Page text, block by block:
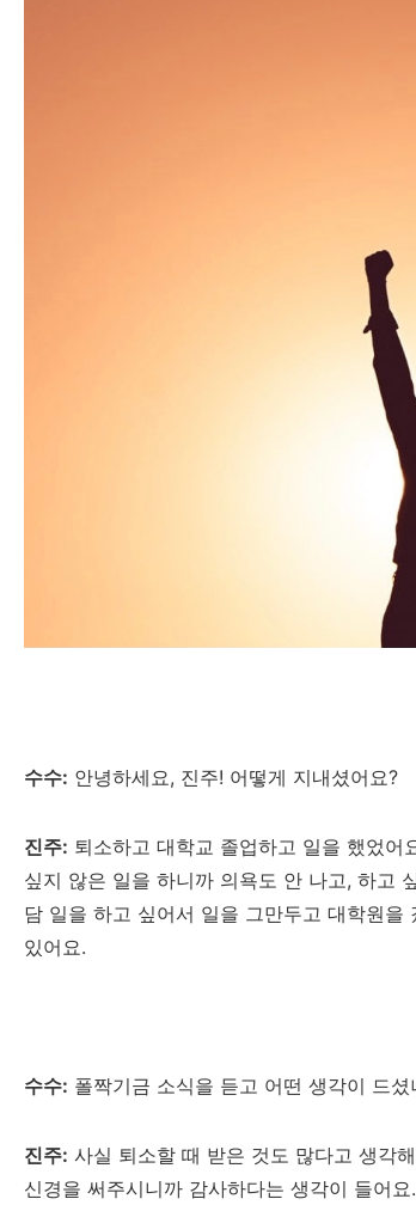
수수: 안녕하세요, 진주! 어떻게 지내셨어요?
진주: 퇴소하고 대학교 졸업하고 일을 했었어
싶지 않은 일을 하니까 의욕도 안 나고, 하고
담 일을 하고 싶어서 일을 그만두고 대학원을
있어요.
수수: 폴짝기금 소식을 듣고 어떤 생각이 드셨
진주: 사실 퇴소할 때 받은 것도 많다고 생각
신경을 써주시니까 감사하다는 생각이 들어요.